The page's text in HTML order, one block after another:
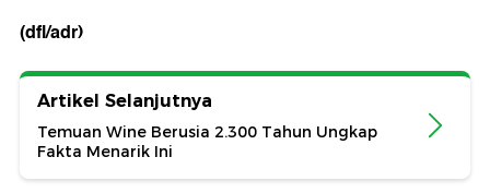
(dfl/adr)
Artikel Selanjutnya
Temuan Wine Berusia 2.300 Tahun Ungkap
Fakta Menarik Ini